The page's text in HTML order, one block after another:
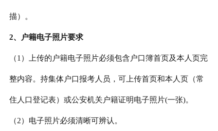
描）。
2、户籍电子照片要求
（1）上传的户籍电子照片必须包含户口簿首页及本人页完
整内容。持集体户口报考人员，可上传首页和本人页（常
住人口登记表）或公安机关户籍证明电子照片(一张)。
（2）电子照片必须清晰可辨认。